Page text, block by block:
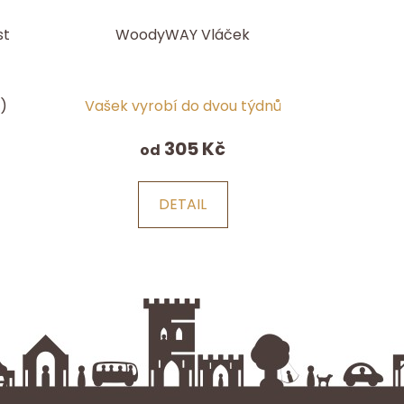
WoodyWAY Vláček
Vašek vyrobí do dvou týdnů
od 305 Kč
DETAIL